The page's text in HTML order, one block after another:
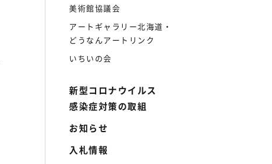
美術館協議会
アートギャラリー北海道・
どうなんアートリンク
いちいの会
新型コロナウイルス
感染症対策の取組
お知らせ
入札情報